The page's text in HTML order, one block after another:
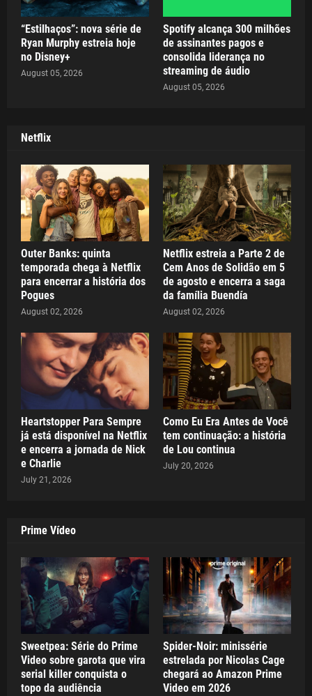
“Estilhaços”: nova série de
Ryan Murphy estreia hoje
no Disney+
August 05, 2026
Spotify alcança 300 milhões
de assinantes pagos e
consolida liderança no
streaming de áudio
August 05, 2026
Netflix
Outer Banks: quinta
temporada chega à Netflix
para encerrar a história dos
Pogues
August 02, 2026
Netflix estreia a Parte 2 de
Cem Anos de Solidão em 5
de agosto e encerra a saga
da família Buendía
August 02, 2026
Heartstopper Para Sempre
já está disponível na Netflix
e encerra a jornada de Nick
e Charlie
July 21, 2026
Como Eu Era Antes de Você
tem continuação: a história
de Lou continua
July 20, 2026
Prime Vídeo
Sweetpea: Série do Prime
Video sobre garota que vira
serial killer conquista o
topo da audiência
Spider-Noir: minissérie
estrelada por Nicolas Cage
chegará ao Amazon Prime
Video em 2026